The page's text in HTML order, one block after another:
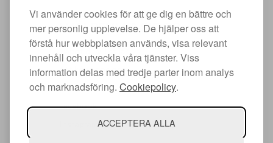
Vi använder cookies för att ge dig en bättre och
mer personlig upplevelse. De hjälper oss att
förstå hur webbplatsen används, visa relevant
innehåll och utveckla våra tjänster. Viss
information delas med tredje parter inom analys
och marknadsföring. Cookiepolicy.
ACCEPTERA ALLA
HJÄLPFULLA SIDOR
Något du vill sälja?
Att köpa hos oss
Om oss
Facebook
Instagram